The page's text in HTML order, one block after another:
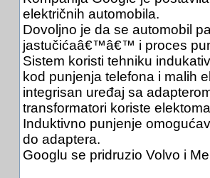
električnih automobila.
Dovoljno je da se automobil
jastučićaâ€™â€™ i proces
Sistem koristi tehniku
kod punjenja telefona i malih
integrisan uređaj sa
transformatori koriste
Induktivno punjenje
do adaptera.
Googlu se pridruzio Volvo i